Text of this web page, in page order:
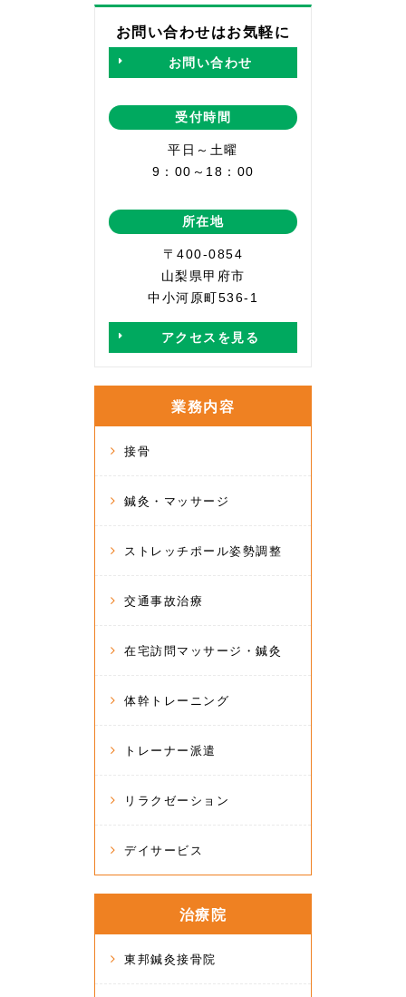
お問い合わせはお気軽に
お問い合わせ
受付時間
平日～土曜
9：00～18：00
所在地
〒400-0854
山梨県甲府市
中小河原町536-1
アクセスを見る
業務内容
接骨
鍼灸・マッサージ
ストレッチポール姿勢調整
交通事故治療
在宅訪問マッサージ・鍼灸
体幹トレーニング
トレーナー派遣
リラクゼーション
デイサービス
治療院
東邦鍼灸接骨院